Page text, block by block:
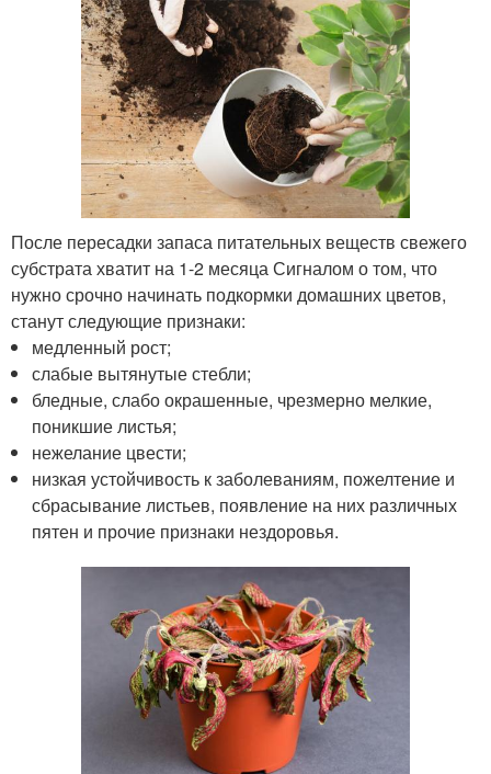
После пересадки запаса питательных веществ свежего
субстрата хватит на 1-2 месяца Сигналом о том, что
нужно срочно начинать подкормки домашних цветов,
станут следующие признаки:
медленный рост;
слабые вытянутые стебли;
бледные, слабо окрашенные, чрезмерно мелкие,
поникшие листья;
нежелание цвести;
низкая устойчивость к заболеваниям, пожелтение и
сбрасывание листьев, появление на них различных
пятен и прочие признаки нездоровья.